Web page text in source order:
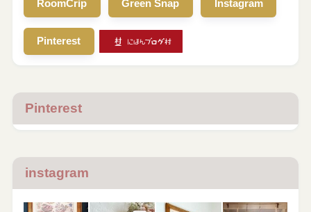
RoomCrip Green Snap Instagram
Pinterest
Pinterest
instagram